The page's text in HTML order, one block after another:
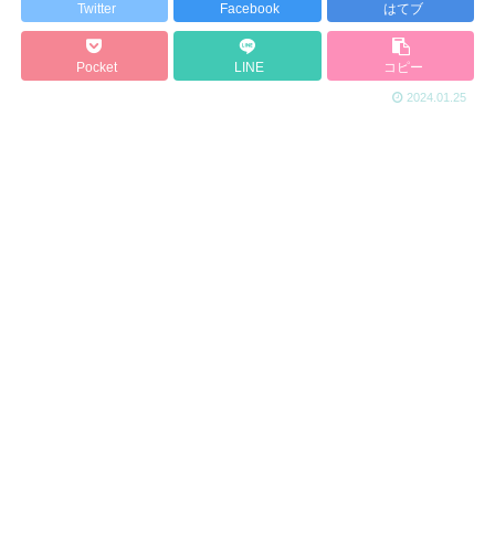
Twitter Facebook はてブ
Pocket LINE コピー
2024.01.25